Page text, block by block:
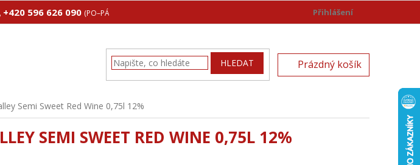
+420 596 626 090 (PO–PÁ 8:00–17:00) Přihlášení
HLEDAT
NÁKUPNÍ
KOŠÍK
Prázdný košík
Semi Sweet Red Wine 0,75l 12%
SEMI SWEET RED WINE 0,75L 12%